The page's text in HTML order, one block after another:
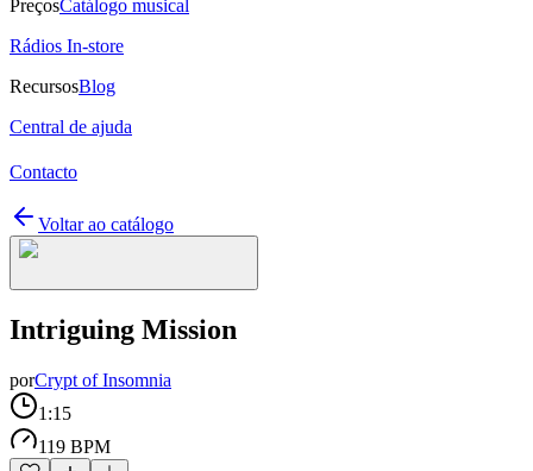
PreçosCatálogo musical
Rádios In-store
RecursosBlog
Central de ajuda
Contacto
Voltar ao catálogo
Intriguing Mission
porCrypt of Insomnia
1:15
119 BPM